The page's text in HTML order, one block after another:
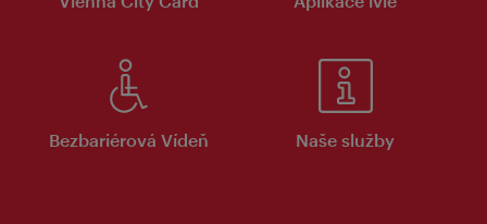
Bezbariérová Vídeň Naše služby